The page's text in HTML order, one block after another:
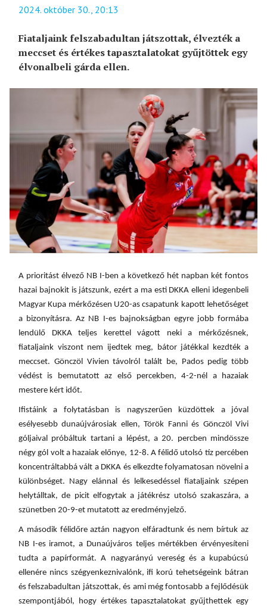
2024. október 30., 20:13
Fiataljaink felszabadultan játszottak, élvezték a
meccset és értékes tapasztalatokat gyűjtöttek egy
élvonalbeli gárda ellen.
A prioritást élvező NB I-ben a következő hét napban két fontos
hazai bajnokit is játszunk, ezért a ma esti DKKA elleni idegenbeli
Magyar Kupa mérkőzésen U20-as csapatunk kapott lehetőséget
a bizonyításra. Az NB I-es bajnokságban egyre jobb formába
lendülő DKKA teljes kerettel vágott neki a mérkőzésnek,
fiataljaink viszont nem ijedtek meg, bátor játékkal kezdték a
meccset. Gönczöl Vivien távolról talált be, Pados pedig több
védést is bemutatott az első percekben, 4-2-nél a hazaiak
mestere kért időt.
Ifistáink a folytatásban is nagyszerűen küzdöttek a jóval
esélyesebb dunaújvárosiak ellen, Török Fanni és Gönczöl Vivi
góljaival próbáltuk tartani a lépést, a 20. percben mindössze
négy gól volt a hazaiak előnye, 12-8. A félidő utolsó tíz percében
koncentráltabbá vált a DKKA és elkezdte folyamatosan növelni a
különbséget. Nagy elánnal és lelkesedéssel fiataljainkszépen
helytálltak, de picit elfogytak a játékrész utolsó szakaszára, a
szünetben 20-9-et mutatott az eredményjelző.
A második félidőre aztán nagyon elfáradtunk és nem bírtuk az
NB I-es iramot, a Dunaújváros teljes mértékben érvényesíteni
tudta a papírformát. A nagyarányú vereség és a kupabúcsú
ellenére nincs szégyenkeznivalónk, ifi korú tehetségeink bátran
és felszabadultan játszottak, és ami még fontosabb a fejlődésük
szempontjából, hogy értékes tapasztalatokat gyűjthettek egy